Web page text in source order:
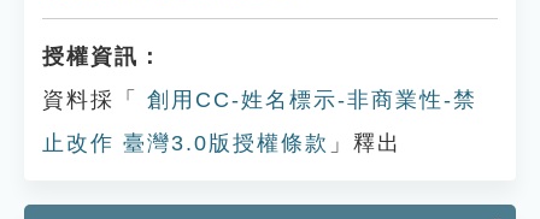
授權資訊：
資料採「
創用CC-姓名標示-非商業性-禁
止改作 臺灣3.0版授權條款 」釋出